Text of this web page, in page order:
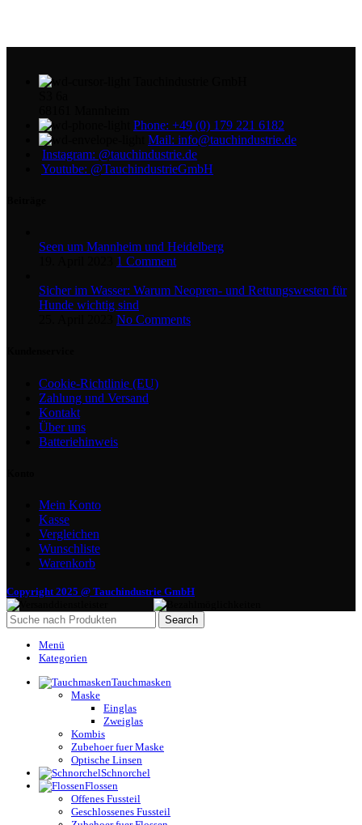
Phone: +49 (0) 179 221 6182
Mail: info@tauchindustrie.de
Instagram: @tauchindustrie.de
Youtube: @TauchindustrieGmbH
Seen um Mannheim und Heidelberg
1 Comment
Sicher im Wasser: Warum Neopren- und Rettungswesten für
Hunde wichtig sind
No Comments
Cookie-Richtlinie (EU)
Zahlung und Versand
Kontakt
Über uns
Batteriehinweis
Mein Konto
Kasse
Vergleichen
Wunschliste
Warenkorb
Copyright 2025 @ Tauchindustrie GmbH
Search
Menü
Kategorien
Tauchmasken
Maske
Einglas
Zweiglas
Kombis
Zubehoer fuer Maske
Optische Linsen
Schnorchel
Flossen
Offenes Fussteil
Geschlossenes Fussteil